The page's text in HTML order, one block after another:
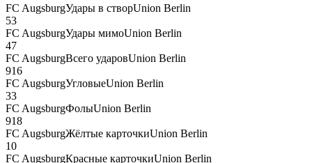
FC AugsburgУдары в створUnion Berlin
53
FC AugsburgУдары мимоUnion Berlin
47
FC AugsburgВсего ударовUnion Berlin
916
FC AugsburgУгловыеUnion Berlin
33
FC AugsburgФолыUnion Berlin
918
FC AugsburgЖёлтые карточкиUnion Berlin
10
FC AugsburgКрасные карточкиUnion Berlin